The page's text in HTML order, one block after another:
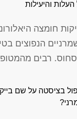
והיעילות
חומצה
הנפוצים
רבים
בציסטה על שם